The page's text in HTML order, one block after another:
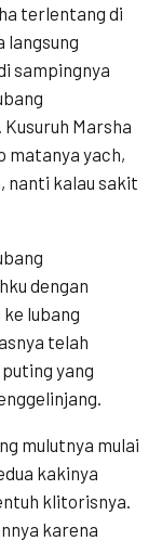
terlentang di
langsung
sampingnya
Marsha
matanya yach,
nanti kalau sakit
dengan
lubang
telah
yang
mulutnya mulai
kakinya
klitorisnya.
karena